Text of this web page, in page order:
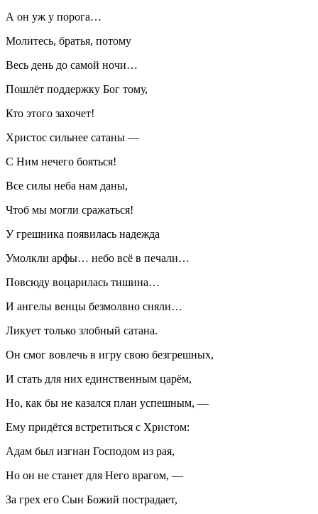
А он уж у порога…
Молитесь, братья, потому
Весь день до самой ночи…
Пошлёт поддержку Бог тому,
Кто этого захочет!
Христос сильнее сатаны —
С Ним нечего бояться!
Все силы неба нам даны,
Чтоб мы могли сражаться!
У грешника появилась надежда
Умолкли арфы… небо всё в печали…
Повсюду воцарилась тишина…
И ангелы венцы безмолвно сняли…
Ликует только злобный сатана.
Он смог вовлечь в игру свою безгрешных,
И стать для них единственным царём,
Но, как бы не казался план успешным, —
Ему придётся встретиться с Христом:
Адам был изгнан Господом из рая,
Но он не станет для Него врагом, —
За грех его Сын Божий пострадает,